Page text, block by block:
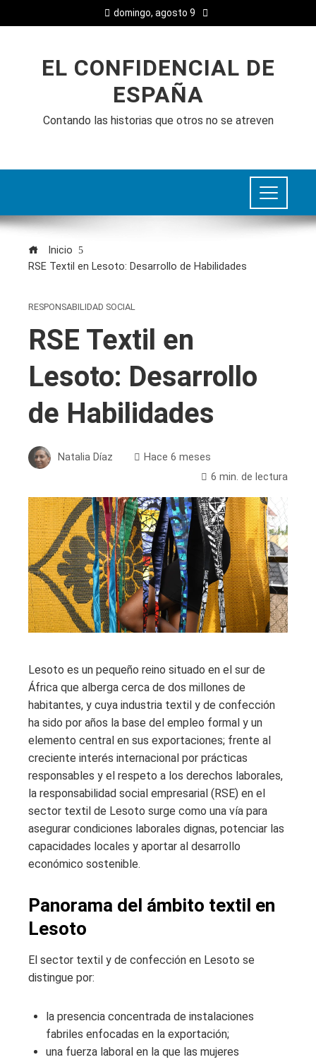
domingo, agosto 9
EL CONFIDENCIAL DE
ESPAÑA
Contando las historias que otros no se atreven
Inicio
RSE Textil en Lesoto: Desarrollo de Habilidades
RESPONSABILIDAD SOCIAL
RSE Textil en
Lesoto: Desarrollo
de Habilidades
Natalia Díaz
Hace 6 meses
6 min. de lectura
Lesoto es un pequeño reino situado en el sur de
África que alberga cerca de dos millones de
habitantes, y cuya industria textil y de confección
ha sido por años la base del empleo formal y un
elemento central en sus exportaciones; frente al
creciente interés internacional por prácticas
responsables y el respeto a los derechos laborales,
la responsabilidad social empresarial (RSE) en el
sector textil de Lesoto surge como una vía para
asegurar condiciones laborales dignas, potenciar las
capacidades locales y aportar al desarrollo
económico sostenible.
Panorama del ámbito textil en
Lesoto
El sector textil y de confección en Lesoto se
distingue por:
la presencia concentrada de instalaciones
fabriles enfocadas en la exportación;
una fuerza laboral en la que las mujeres